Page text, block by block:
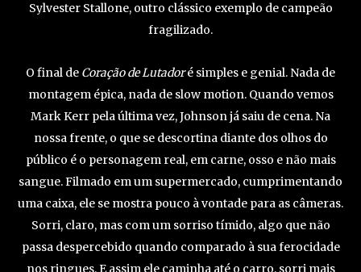
Sylvester Stallone, outro clássico exemplo de campeão
fragilizado.
O final de Coração de Lutadoré simples e genial. Nada de
montagem épica, nada de slow motion. Quando vemos
Mark Kerr pela última vez, Johnson já saiu de cena. Na
nossa frente, o que se descortina diante dos olhos do
público é o personagem real, em carne, osso e não mais
sangue. Filmado em um supermercado, cumprimentando
uma caixa, ele se mostra pouco à vontade para as câmeras.
Sorri, claro, mas com um sorriso tímido, algo que não
passa despercebido quando comparado à sua ferocidade
nos ringues. E assim ele caminha até o carro, sorri mais